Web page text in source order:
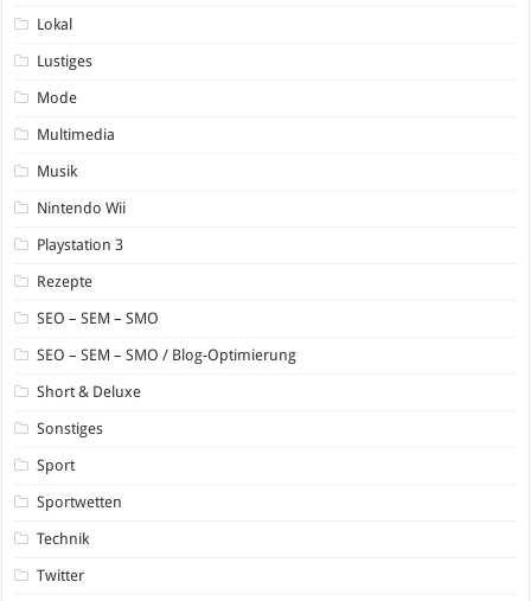
Lokal
Lustiges
Mode
Multimedia
Musik
Nintendo Wii
Playstation 3
Rezepte
SEO – SEM – SMO
SEO – SEM – SMO / Blog-Optimierung
Short & Deluxe
Sonstiges
Sport
Sportwetten
Technik
Twitter